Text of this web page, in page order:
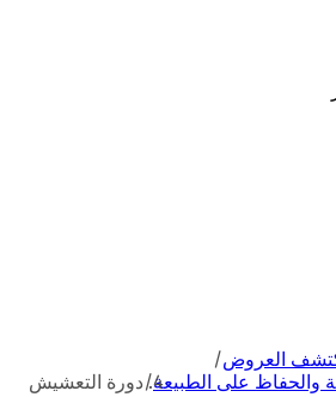
العروض
والحفاظ على الطبيعة دورة التعشيش